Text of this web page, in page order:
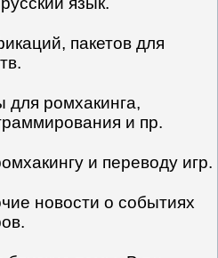
пакетов для
ромхакинга,
и пр.
и переводу игр.
новости о событиях